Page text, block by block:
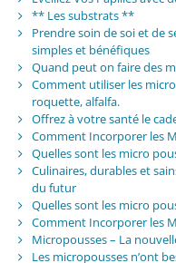
** Les substrats **
Prendre soin de soi et de
simples et bénéfiques
Quand peut on faire des
Comment utiliser les
roquette, alfalfa.
Offrez à votre santé le
Comment Incorporer les
Quelles sont les micro
Culinaires, durables et
du futur
Quelles sont les micro
Comment Incorporer les
Micropousses – La
Les micropousses n’ont